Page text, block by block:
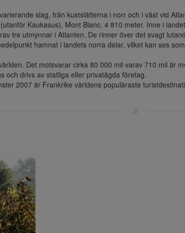
slag, från kustslätterna i norr och i väst vid
Kaukasus), Mont Blanc, 4 810 meter. Inne i
tre utmynnar i Atlanten. De rinner över det svagt
hamnat i landets norra delar, vilket kan ses
Det motsvarar cirka 80 000 mil varav 710 mil är
och drivs av statliga eller privatägda företag.
2007 är Frankrike världens populäraste